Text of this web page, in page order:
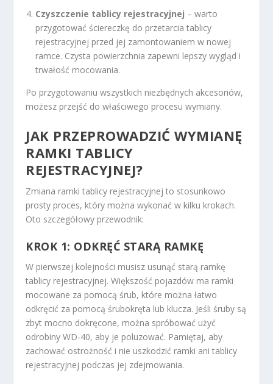
Czyszczenie tablicy rejestracyjnej – warto
przygotować ściereczkę do przetarcia tablicy
rejestracyjnej przed jej zamontowaniem w nowej
ramce. Czysta powierzchnia zapewni lepszy wygląd i
trwałość mocowania.
Po przygotowaniu wszystkich niezbędnych akcesoriów,
możesz przejść do właściwego procesu wymiany.
JAK PRZEPROWADZIĆ WYMIANĘ
RAMKI TABLICY
REJESTRACYJNEJ?
Zmiana ramki tablicy rejestracyjnej to stosunkowo
prosty proces, który można wykonać w kilku krokach.
Oto szczegółowy przewodnik:
KROK 1: ODKRĘĆ STARĄ RAMKĘ
W pierwszej kolejności musisz usunąć starą ramkę
tablicy rejestracyjnej. Większość pojazdów ma ramki
mocowane za pomocą śrub, które można łatwo
odkręcić za pomocą śrubokręta lub klucza. Jeśli śruby są
zbyt mocno dokręcone, można spróbować użyć
odrobiny WD-40, aby je poluzować. Pamiętaj, aby
zachować ostrożność i nie uszkodzić ramki ani tablicy
rejestracyjnej podczas jej zdejmowania.